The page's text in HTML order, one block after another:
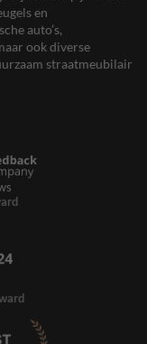
en
auto’s,
ook diverse
straatmeubilair